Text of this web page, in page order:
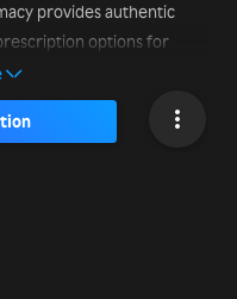
provides authentic
options for
shipping, secure
Pillsanxiety.com ensures
and privacy-focused